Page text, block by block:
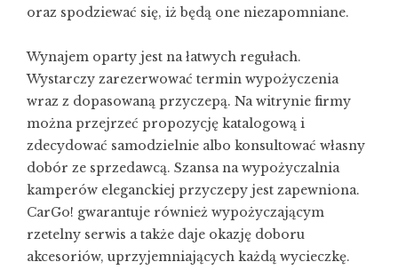
oraz spodziewać się, iż będą one niezapomniane.
Wynajem oparty jest na łatwych regułach.
Wystarczy zarezerwować termin wypożyczenia
wraz z dopasowaną przyczepą. Na witrynie firmy
można przejrzeć propozycję katalogową i
zdecydować samodzielnie albo konsultować własny
dobór ze sprzedawcą. Szansa nawypożyczalnia
kamperów eleganckiej przyczepy jest zapewniona.
CarGo! gwarantuje również wypożyczającym
rzetelny serwis a także daje okazję doboru
akcesoriów, uprzyjemniających każdą wycieczkę.